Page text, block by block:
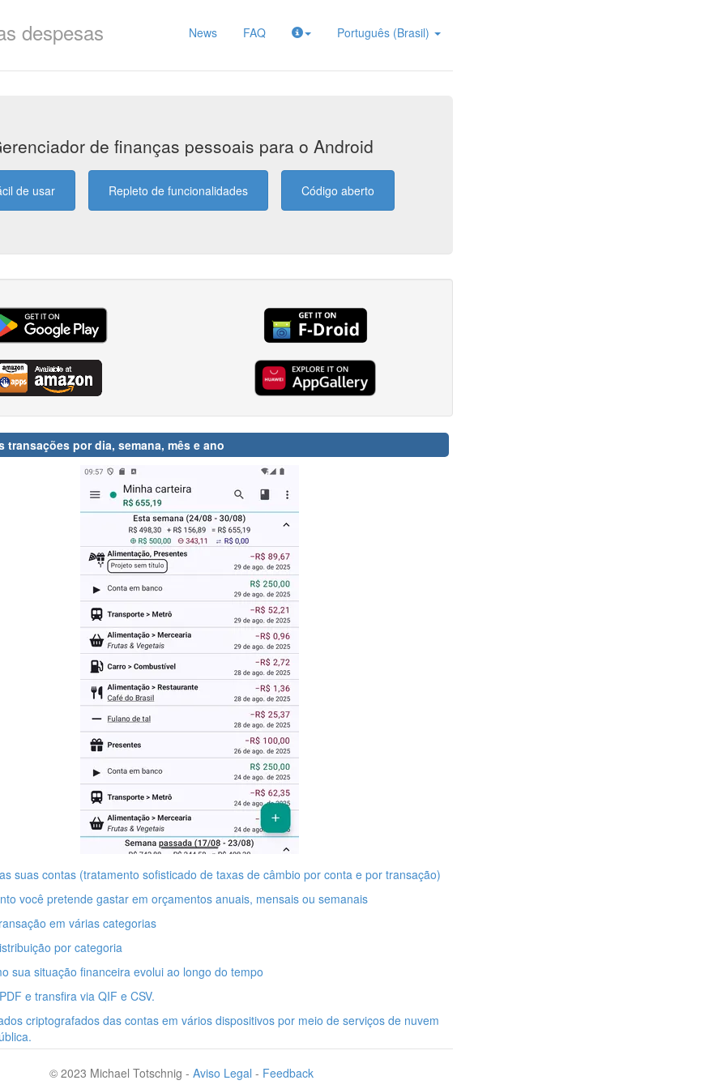
News FAQ Português (Brasil)
despesas
de finanças pessoais para o Android
de usar Repleto de funcionalidades Código aberto
transações por dia, semana, mês e ano
suas contas (tratamento sofisticado de taxas de câmbio por conta e por transação)
você pretende gastar em orçamentos anuais, mensais ou semanais
em várias categorias
por categoria
sua situação financeira evolui ao longo do tempo
e transfira via QIF e CSV.
criptografados das contas em vários dispositivos por meio de serviços de nuvem
© 2023 Michael Totschnig - Aviso Legal - Feedback